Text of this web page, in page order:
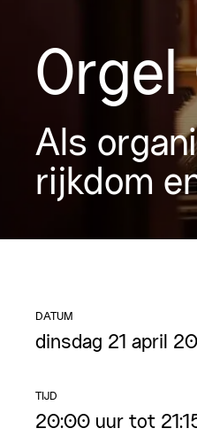
Als
rijkdom
DATUM
dinsdag 21 april
TIJD
20:00 uur tot